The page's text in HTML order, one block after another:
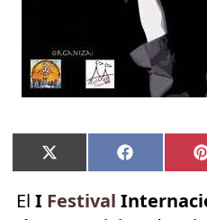
Compartir
en
X
(Twitter)
Compartir
en
Facebook
ElI Festival